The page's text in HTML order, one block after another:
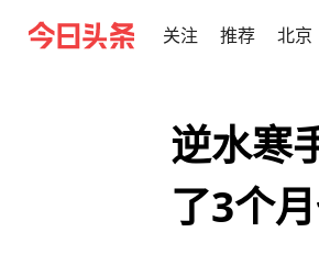
关注 推荐 北京
逆水寒
了3个